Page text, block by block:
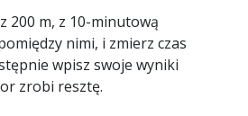
200 m, z 10-minutową
nimi, i zmierz czas
wpisz swoje wyniki
zrobi resztę.